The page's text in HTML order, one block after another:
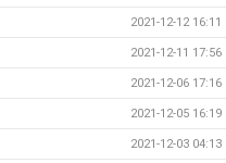
2021-12-12 16:11
2021-12-11 17:56
2021-12-06 17:16
2021-12-05 16:19
2021-12-03 04:13